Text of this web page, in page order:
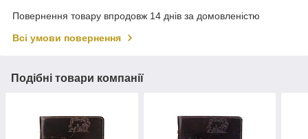
Повернення товару впродовж 14 днів за домовленістю
Всі умови повернення
Подібні товари компанії